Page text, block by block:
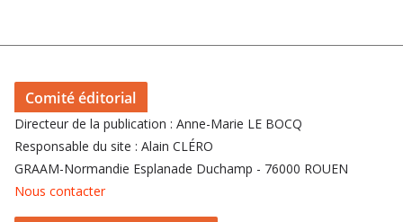
Comité éditorial
Directeur de la publication : Anne-Marie LE BOCQ
Responsable du site : Alain CLÉRO
GRAAM-Normandie Esplanade Duchamp - 76000 ROUEN
Nous contacter